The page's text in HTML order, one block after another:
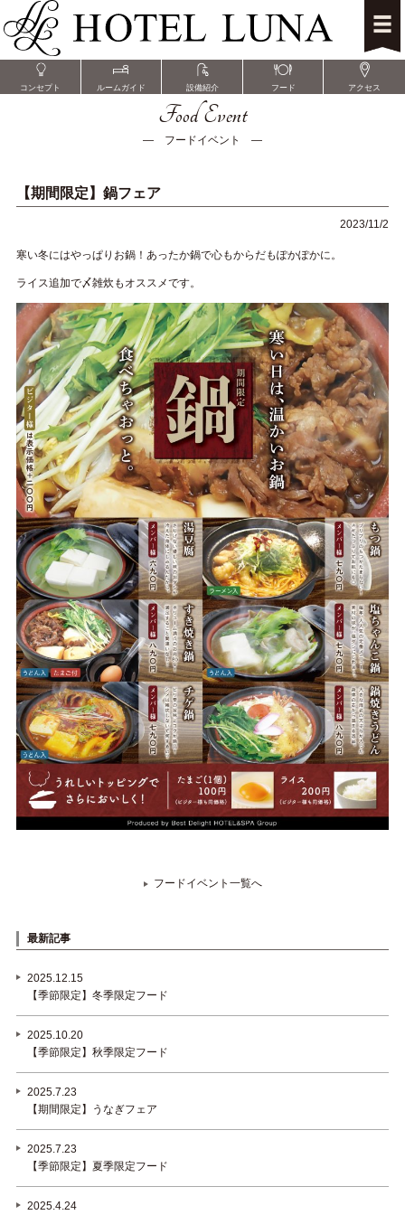
コンセプト ルームガイド 設備紹介 フード アクセス
Food Event
― フードイベント ―
【期間限定】鍋フェア
2023/11/2
寒い冬にはやっぱりお鍋！あったか鍋で心もからだもぽかぽかに。
ライス追加で〆雑炊もオススメです。
フードイベント一覧へ
最新記事
2025.12.15
【季節限定】冬季限定フード
2025.10.20
【季節限定】秋季限定フード
2025.7.23
【期間限定】うなぎフェア
2025.7.23
【季節限定】夏季限定フード
2025.4.24